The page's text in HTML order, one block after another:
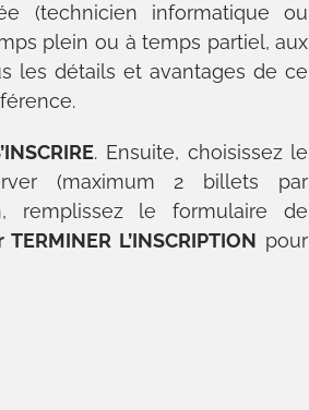
(technicien informatique ou
plein ou à temps partiel, aux
les détails et avantages de ce
. Ensuite, choisissez le
(maximum 2 billets par
remplissez le formulaire de
L’INSCRIPTION pour